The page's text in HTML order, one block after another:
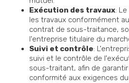
Exécution des travaux:
les travaux conformément
contrat de sous-traitance,
l'entreprise titulaire du
Suivi et contrôle:
suivi et le contrôle de
sous-traitant, afin de
conformité aux exigences